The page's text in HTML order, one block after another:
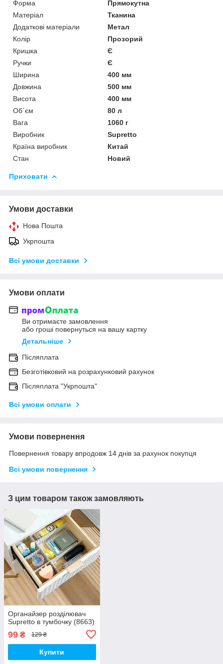
Форма
Прямокутна
Матеріал
Тканина
Додаткові матеріали
Метал
Колір
Прозорий
Кришка
Є
Ручки
Є
Ширина
400 мм
Довжина
500 мм
Висота
400 мм
Об`єм
80 л
Вага
1060 г
Виробник
Supretto
Країна виробник
Китай
Стан
Новий
Приховати
Умови доставки
Нова Пошта
Укрпошта
Всі умови доставки
Умови оплати
Ви отримаєте замовлення
або гроші повернуться на вашу картку
Детальніше
Післяплата
Безготівковий на розрахунковий рахунок
Післяплата "Укрпошта"
Всі умови оплати
Умови повернення
Повернення товару впродовж 14 днів за рахунок покупця
Всі умови повернення
З цим товаром також замовляють
Органайзер розділювач
Supretto в тумбочку (8663)
99 ₴ 129 ₴
Купити